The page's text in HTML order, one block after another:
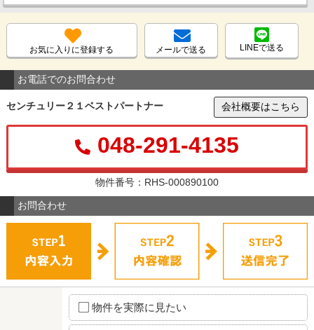
お気に入りに登録する メールで送る LINEで送る
お電話でのお問合わせ
センチュリー２１ベストパートナー 会社概要はこちら
048-291-4135
物件番号：RHS-000890100
お問合わせ
物件を実際に見たい